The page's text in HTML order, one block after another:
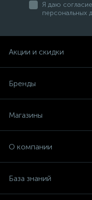
Я даю
персональных
Акции и скидки
Бренды
Магазины
О компании
База знаний